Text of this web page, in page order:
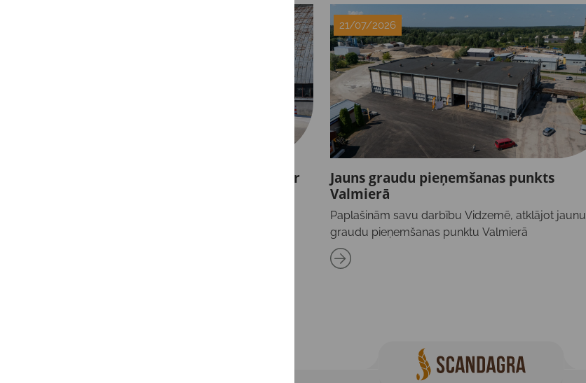
Valmieras graudu pieņemšanas punkts ir
21/07/2026
Jauns graudu pieņemšanas punkts
Valmierā
Paplašinām savu darbību Vidzemē, atklājot jaunu
graudu pieņemšanas punktu Valmierā